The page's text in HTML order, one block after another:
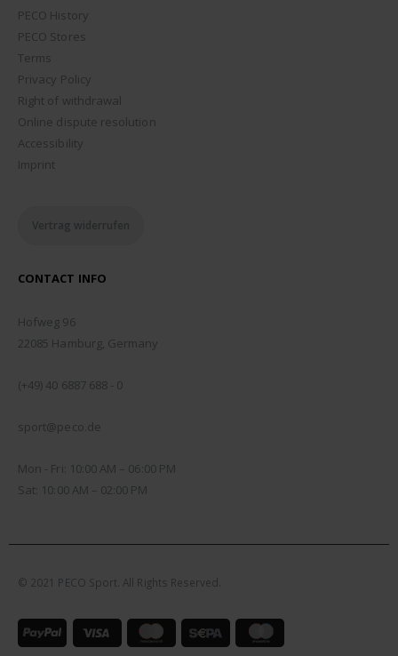
PECO History
PECO Stores
Terms
Privacy Policy
Right of withdrawal
Online dispute resolution
Accessibility
Imprint
Vertrag widerrufen
CONTACT INFO
Hofweg 96
22085 Hamburg, Germany
(+49) 40 6887 688 - 0
sport@peco.de
Mon - Fri: 10:00 AM – 06:00 PM
Sat: 10:00 AM – 02:00 PM
© 2021 PECO Sport. All Rights Reserved.